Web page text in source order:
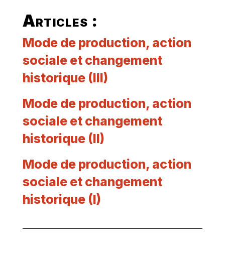
Articles :
Mode de production, action
sociale et changement
historique (III)
Mode de production, action
sociale et changement
historique (II)
Mode de production, action
sociale et changement
historique (I)